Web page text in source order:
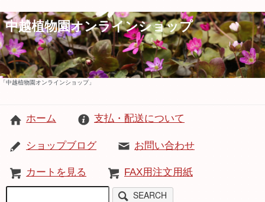
中越植物園オンラインショップ
「中越植物園オンラインショップ」
ホーム 支払・配送について
ショップブログ お問い合わせ
カートを見る FAX用注文用紙
SEARCH